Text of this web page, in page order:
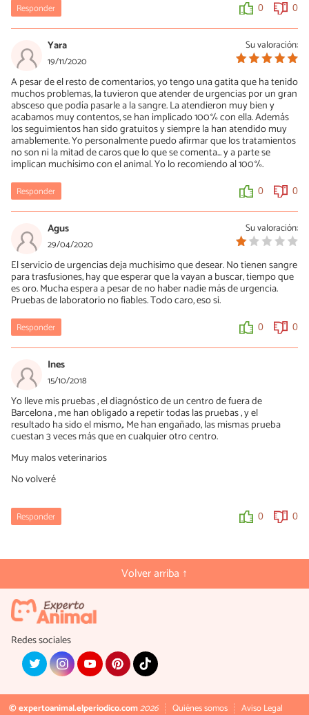
Responder 0 0
Su valoración:
Yara
19/11/2020
A pesar de el resto de comentarios, yo tengo una gatita que ha tenido
muchos problemas, la tuvieron que atender de urgencias por un gran
absceso que podía pasarle a la sangre. La atendieron muy bien y
acabamos muy contentos, se han implicado 100% con ella. Además
los seguimientos han sido gratuitos y siempre la han atendido muy
amablemente. Yo personalmente puedo afirmar que los tratamientos
no son ni la mitad de caros que lo que se comenta... y a parte se
implican muchísimo con el animal. Yo lo recomiendo al 100%.
Responder 0 0
Su valoración:
Agus
29/04/2020
El servicio de urgencias deja muchisimo que desear. No tienen sangre
para trasfusiones, hay que esperar que la vayan a buscar, tiempo que
es oro. Mucha espera a pesar de no haber nadie más de urgencia.
Pruebas de laboratorio no fiables. Todo caro, eso si.
Responder 0 0
Ines
15/10/2018
Yo lleve mis pruebas , el diagnóstico de un centro de fuera de
Barcelona , me han obligado a repetir todas las pruebas , y el
resultado ha sido el mismo,. Me han engañado, las mismas prueba
cuestan 3 veces más que en cualquier otro centro.
Muy malos veterinarios
No volveré
Responder 0 0
Volver arriba ↑
Redes sociales
© expertoanimal.elperiodico.com2026 Quiénes somos Aviso Legal